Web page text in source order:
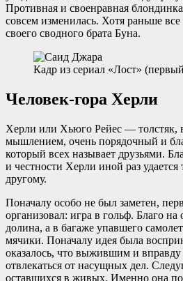
Противная и своенравная
совсем изменилась. Хотя раньше все
своего сводного брата Буна.
Кадр из сериал «Лост»
Человек-гора Херли
Херли или Хьюго Рейес — толстяк,
мышлением, очень порядочный и
который всех называет друзьями.
и честности Херли иной раз удается
другому.
Поначалу особо не был заметен,
организовал: игра в гольф. Благо на
долина, а в багаже упавшего
мячики. Поначалу идея была
оказалось, что выжившим и
отвлекаться от насущных дел.
оставшихся в живых. Именно она